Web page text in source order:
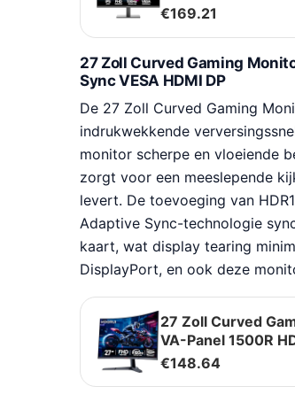
€169.21
27 Zoll Curved Gaming
Sync VESA HDMI DP
De 27 Zoll Curved Gaming
indrukwekkende
monitor scherpe en vloeiende
zorgt voor een meeslepende
levert. De toevoeging van
Adaptive Sync-technologie
kaart, wat display tearing
DisplayPort, en ook deze
27 Zoll Curved
VA-Panel 1500R
€148.64